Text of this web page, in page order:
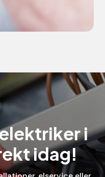
i
idag!